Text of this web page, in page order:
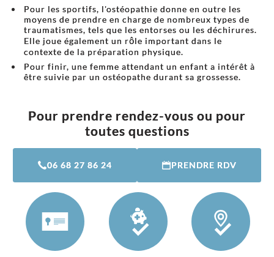
Pour les sportifs, l'ostéopathie donne en outre les
moyens de prendre en charge de nombreux types de
traumatismes, tels que les entorses ou les déchirures.
Elle joue également un rôle important dans le
contexte de la préparation physique.
Pour finir, une femme attendant un enfant a intérêt à
être suivie par un ostéopathe durant sa grossesse.
Pour prendre rendez-vous ou pour
toutes questions
06 68 27 86 24 PRENDRE RDV